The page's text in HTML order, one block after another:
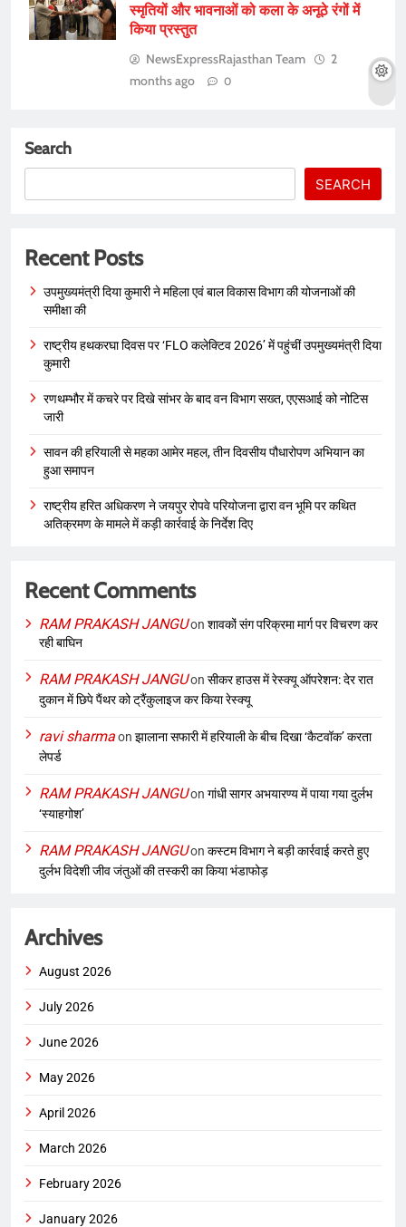
स्मृतियों और भावनाओं को कला के अनूठे रंगों में
किया प्रस्तुत
NewsExpressRajasthan Team
2
months ago
0
Search
SEARCH
Recent Posts
उपमुख्यमंत्री दिया कुमारी ने महिला एवं बाल विकास विभाग की योजनाओं की
समीक्षा की
राष्ट्रीय हथकरघा दिवस पर ‘FLO कलेक्टिव 2026’ में पहुंचीं उपमुख्यमंत्री दिया
कुमारी
रणथम्भौर में कचरे पर दिखे सांभर के बाद वन विभाग सख्त, एएसआई को नोटिस
जारी
सावन की हरियाली से महका आमेर महल, तीन दिवसीय पौधारोपण अभियान का
हुआ समापन
राष्ट्रीय हरित अधिकरण ने जयपुर रोपवे परियोजना द्वारा वन भूमि पर कथित
अतिक्रमण के मामले में कड़ी कार्रवाई के निर्देश दिए
Recent Comments
RAM PRAKASH JANGUon शावकों संग परिक्रमा मार्ग पर विचरण कर
रही बाघिन
RAM PRAKASH JANGUon सीकर हाउस में रेस्क्यू ऑपरेशन: देर रात
दुकान में छिपे पैंथर को ट्रैंकुलाइज कर किया रेस्क्यू
ravi sharmaon झालाना सफारी में हरियाली के बीच दिखा ‘कैटवॉक’ करता
लेपर्ड
RAM PRAKASH JANGUon गांधी सागर अभयारण्य में पाया गया दुर्लभ
‘स्याहगोश’
RAM PRAKASH JANGUon कस्टम विभाग ने बड़ी कार्रवाई करते हुए
दुर्लभ विदेशी जीव जंतुओं की तस्करी का किया भंडाफोड़
Archives
August 2026
July 2026
June 2026
May 2026
April 2026
March 2026
February 2026
January 2026